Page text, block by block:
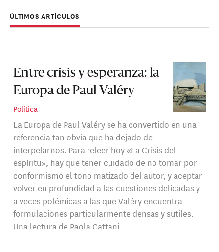
ÚLTIMOS ARTÍCULOS
Entre crisis y esperanza: la
Europa de Paul Valéry
Política
La Europa de Paul Valéry se ha convertido en una
referencia tan obvia que ha dejado de
interpelarnos. Para releer hoy «La Crisis del
espíritu», hay que tener cuidado de no tomar por
conformismo el tono matizado del autor, y aceptar
volver en profundidad a las cuestiones delicadas y
a veces polémicas a las que Valéry encuentra
formulaciones particularmente densas y sutiles.
Una lectura de Paola Cattani.